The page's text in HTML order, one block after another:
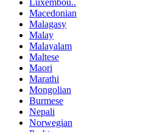
Luxembou..
Macedonian
Malagasy
Malay
Malayalam
Maltese
Maori
Marathi
Mongolian
Burmese
Nepali
Norwegian